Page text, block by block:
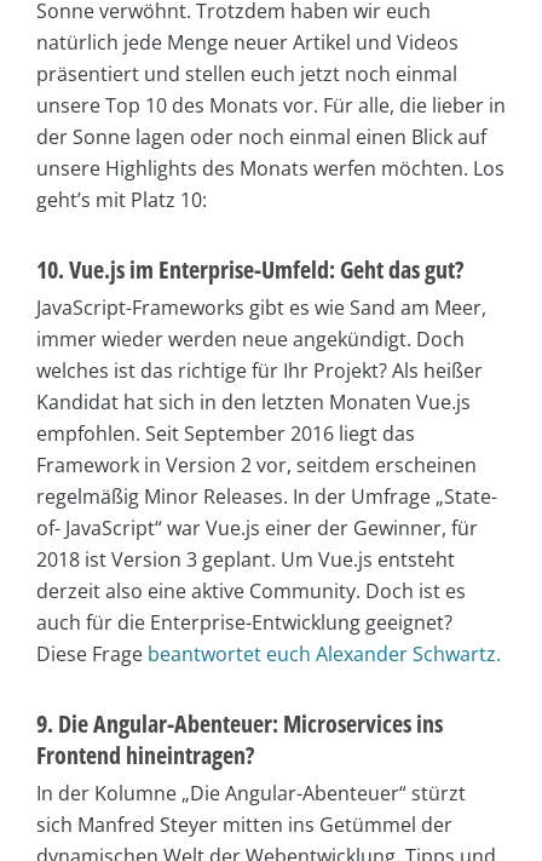
Sonne verwöhnt. Trotzdem haben wir euch
natürlich jede Menge neuer Artikel und Videos
präsentiert und stellen euch jetzt noch einmal
unsere Top 10 des Monats vor. Für alle, die lieber in
der Sonne lagen oder noch einmal einen Blick auf
unsere Highlights des Monats werfen möchten. Los
geht’s mit Platz 10:
10. Vue.js im Enterprise-Umfeld: Geht das gut?
JavaScript-Frameworks gibt es wie Sand am Meer,
immer wieder werden neue angekündigt. Doch
welches ist das richtige für Ihr Projekt? Als heißer
Kandidat hat sich in den letzten Monaten Vue.js
empfohlen. Seit September 2016 liegt das
Framework in Version 2 vor, seitdem erscheinen
regelmäßig Minor Releases. In der Umfrage „State-
of- JavaScript“ war Vue.js einer der Gewinner, für
2018 ist Version 3 geplant. Um Vue.js entsteht
derzeit also eine aktive Community. Doch ist es
auch für die Enterprise-Entwicklung geeignet?
Diese Frage beantwortet euch Alexander Schwartz.
9. Die Angular-Abenteuer: Microservices ins
Frontend hineintragen?
In der Kolumne „Die Angular-Abenteuer“ stürzt
sich Manfred Steyer mitten ins Getümmel der